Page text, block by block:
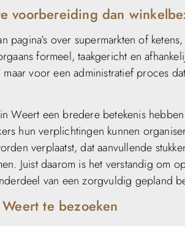
voorbereiding dan
over supermarkten of
formeel, taakgericht en
voor een administratief proces
Weert een bredere betekenis
hun verplichtingen kunnen
verplaatst, dat aanvullende
Juist daarom is het verstandig om
van een zorgvuldig gepland
te bezoeken